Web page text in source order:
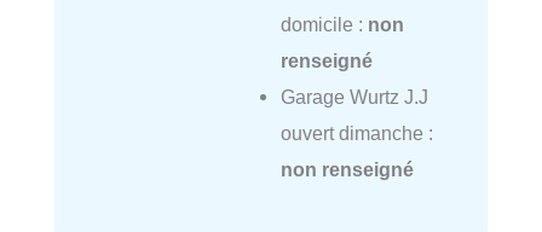
domicile : non
renseigné
Garage Wurtz J.J
ouvert dimanche :
non renseigné